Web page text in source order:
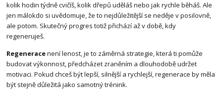
kolik hodin týdně cvičíš, kolik dřepů uděláš nebo jak rychle běháš. Ale
jen málokdo si uvědomuje, že to nejdůležitější se neděje v posilovně,
ale potom. Skutečný progres totiž přichází až v době, kdy
regeneruješ.
Regeneracenení lenost, je to záměrná strategie, která ti pomůže
budovat výkonnost, předcházet zraněním a dlouhodobě udržet
motivaci. Pokud chceš být lepší, silnější a rychlejší, regenerace by měla
být stejně důležitá jako samotný trénink.